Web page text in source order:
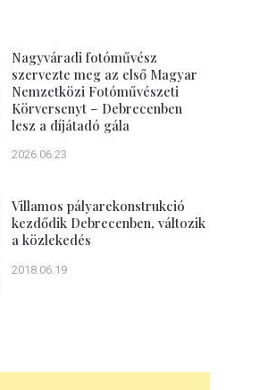
Nagyváradi fotóművész
szervezte meg az első Magyar
Nemzetközi Fotóművészeti
Körversenyt – Debrecenben
lesz a díjátadó gála
2026.06.23
Villamos pályarekonstrukció
kezdődik Debrecenben, változik
a közlekedés
2018.06.19